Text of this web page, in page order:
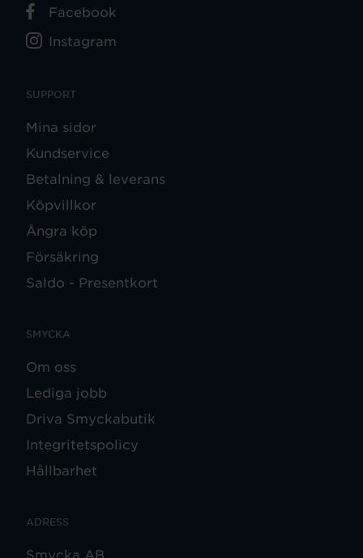
SUPPORT
Mina sidor
Kundservice
Betalning & leverans
Köpvillkor
Ångra köp
Försäkring
Saldo - Presentkort
SMYCKA
Om oss
Lediga jobb
Driva Smyckabutik
Integritetspolicy
Hållbarhet
ADRESS
Smycka AB
Facebook
Instagram